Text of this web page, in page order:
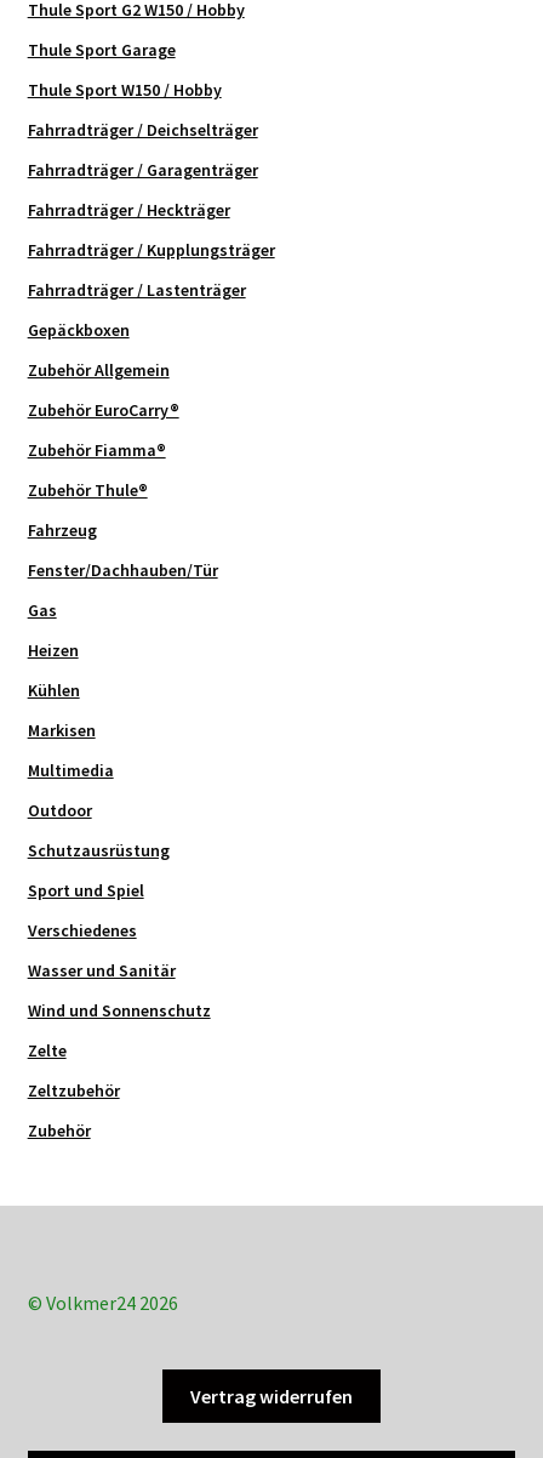
Thule Sport G2 W150 / Hobby
Thule Sport Garage
Thule Sport W150 / Hobby
Fahrradträger / Deichselträger
Fahrradträger / Garagenträger
Fahrradträger / Heckträger
Fahrradträger / Kupplungsträger
Fahrradträger / Lastenträger
Gepäckboxen
Zubehör Allgemein
Zubehör EuroCarry®
Zubehör Fiamma®
Zubehör Thule®
Fahrzeug
Fenster/Dachhauben/Tür
Gas
Heizen
Kühlen
Markisen
Multimedia
Outdoor
Schutzausrüstung
Sport und Spiel
Verschiedenes
Wasser und Sanitär
Wind und Sonnenschutz
Zelte
Zeltzubehör
Zubehör
© Volkmer24 2026
Vertrag widerrufen